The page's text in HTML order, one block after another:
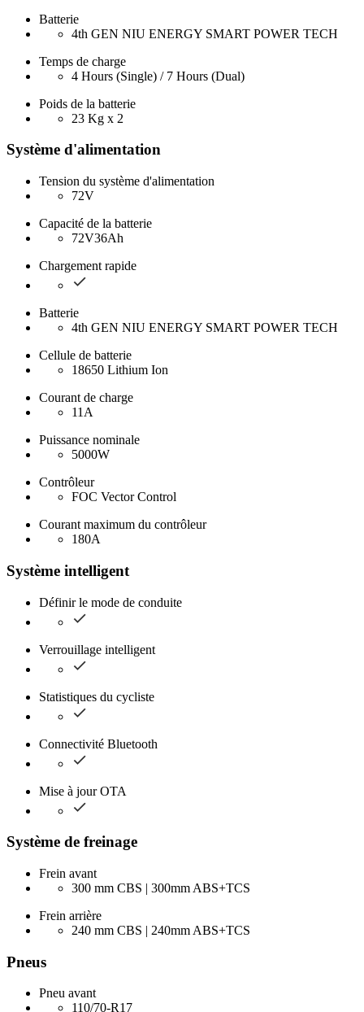
Batterie
4th GEN NIU ENERGY SMART POWER TECH
Temps de charge
4 Hours (Single) / 7 Hours (Dual)
Poids de la batterie
23 Kg x 2
Système d'alimentation
Tension du système d'alimentation
72V
Capacité de la batterie
72V36Ah
Chargement rapide
Batterie
4th GEN NIU ENERGY SMART POWER TECH
Cellule de batterie
18650 Lithium Ion
Courant de charge
11A
Puissance nominale
5000W
Contrôleur
FOC Vector Control
Courant maximum du contrôleur
180A
Système intelligent
Définir le mode de conduite
Verrouillage intelligent
Statistiques du cycliste
Connectivité Bluetooth
Mise à jour OTA
Système de freinage
Frein avant
300 mm CBS | 300mm ABS+TCS
Frein arrière
240 mm CBS | 240mm ABS+TCS
Pneus
Pneu avant
110/70-R17